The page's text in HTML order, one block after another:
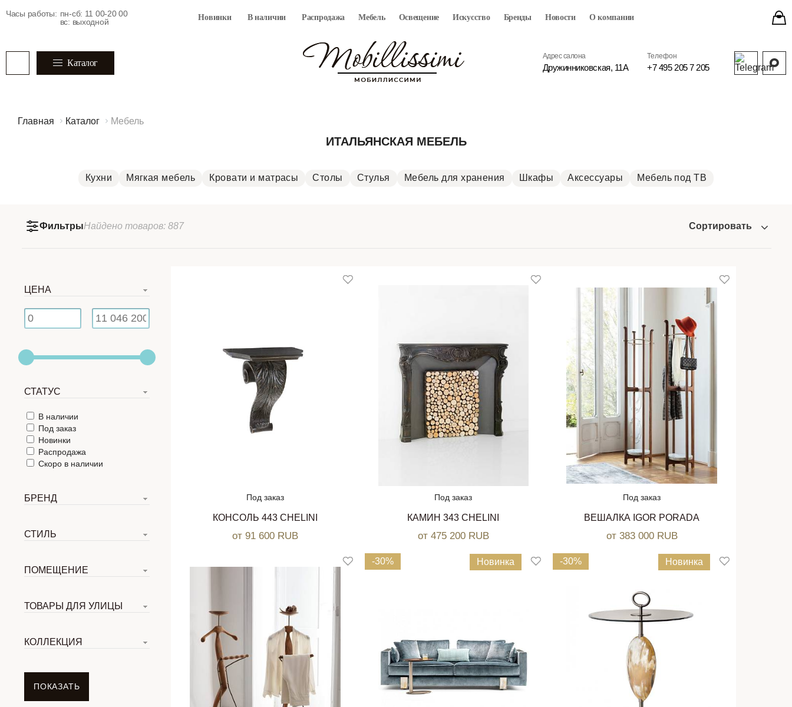
Часы работы: пн-сб: 11 00-20 00
вс: выходной
Новинки В наличии Распродажа Мебель Освещение Искусство Бренды Новости О компании
Каталог
Адрес салона
Дружинниковская, 11А
Телефон
+7 495 205 7 205
Главная Каталог Мебель
ИТАЛЬЯНСКАЯ МЕБЕЛЬ
Кухни Мягкая мебель Кровати и матрасы Столы Стулья Мебель для хранения Шкафы Аксессуары Мебель под ТВ
ЦЕНА
СТАТУС
В наличии
Под заказ
Новинки
Распродажа
Скоро в наличии
БРЕНД
СТИЛЬ
ПОМЕЩЕНИЕ
ТОВАРЫ ДЛЯ УЛИЦЫ
КОЛЛЕКЦИЯ
Сортировать
ФильтрыНайденотоваров:887
Под заказ
КОНСОЛЬ 443 CHELINI
от 91 600 RUB
Под заказ
КАМИН 343 CHELINI
от 475 200 RUB
Под заказ
ВЕШАЛКА IGOR PORADA
от 383 000 RUB
-30% Новинка -30% Новинка